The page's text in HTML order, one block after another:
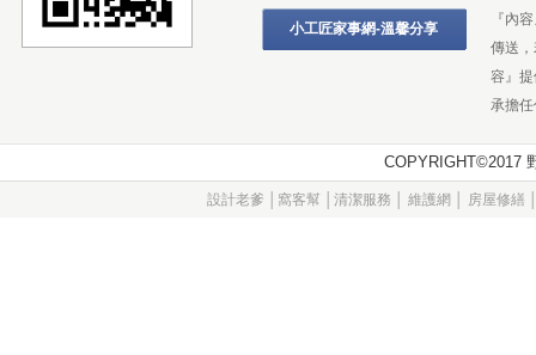
小工匠家事網-溫馨分享
『內
傳送
容』
承擔
設計老爹 窩客幫 清潔服務 維護網 房屋修繕